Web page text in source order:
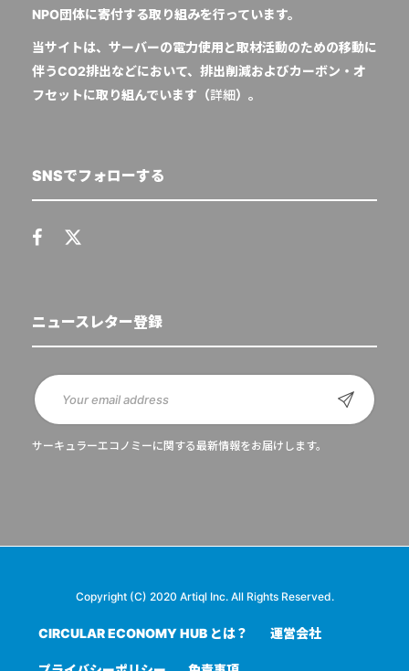
NPO団体に寄付する取り組みを行っています。
当サイトは、サーバーの電力使用と取材活動のための移動に
伴うCO2排出などにおいて、排出削減およびカーボン・オ
フセットに取り組んでいます（詳細）。
SNSでフォローする
ニュースレター登録
サーキュラーエコノミーに関する最新情報をお届けします。
Copyright (C) 2020 Artiql Inc. All Rights Reserved.
CIRCULAR ECONOMY HUB とは？ 運営会社